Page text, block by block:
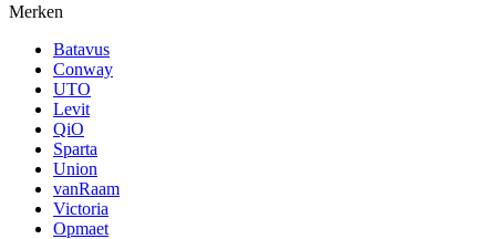
Merken
Batavus
Conway
UTO
Levit
QiO
Sparta
Union
vanRaam
Victoria
Opmaet